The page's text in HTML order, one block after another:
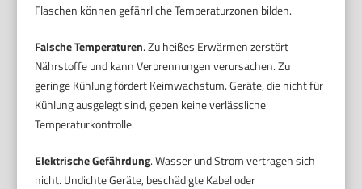
Flaschen können gefährliche Temperaturzonen bilden.
Falsche Temperaturen. Zu heißes Erwärmen zerstört
Nährstoffe und kann Verbrennungen verursachen. Zu
geringe Kühlung fördert Keimwachstum. Geräte, die nicht für
Kühlung ausgelegt sind, geben keine verlässliche
Temperaturkontrolle.
Elektrische Gefährdung. Wasser und Strom vertragen sich
nicht. Undichte Geräte, beschädigte Kabel oder